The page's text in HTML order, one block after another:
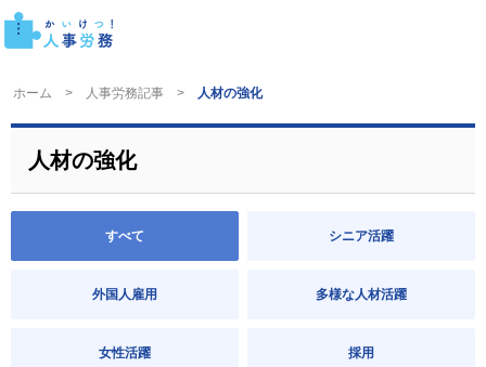
ホーム 人事労務記事 人材の強化
人材の強化
すべて シニア活躍
外国人雇用 多様な人材活躍
女性活躍 採用